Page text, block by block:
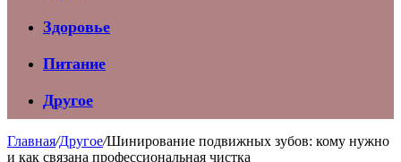
Здоровье
Питание
Другое
Главная/Другое/Шинирование подвижных зубов: кому нужно
и как связана профессиональная чистка